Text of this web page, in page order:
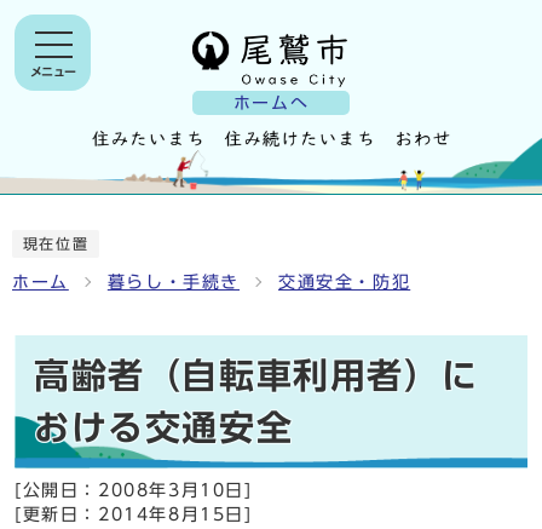
ホームへ
メニュー
現在位置
ホーム 暮らし・手続き 交通安全・防犯
高齢者（自転車利用者）に
おける交通安全
[公開日： 2008年3月10日
[更新日： 2014年8月15日